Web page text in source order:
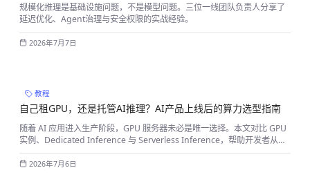
规模化推理是基础设施问题，不是模型问题。三位一线团队负责人分享了
延迟优化、Agent治理与安全权限的实战经验。
2026年7月7日
教程
自己租GPU，还是托管AI推理？AI产品上线后的算力选型指南
随着 AI 应用进入生产阶段，GPU 服务器未必是唯一选择。本文对比 GPU
实例、Dedicated Inference 与 Serverless Inference，帮助开发者从运
维、性能、成本等维度选择更适合的 AI 推理方案。
2026年7月6日